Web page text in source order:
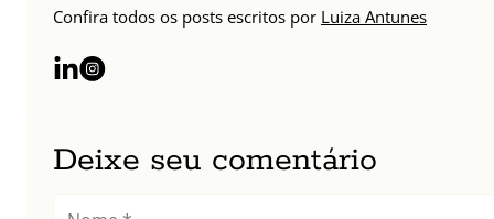
Confira todos os posts escritos por Luiza Antunes
Deixe seu comentário